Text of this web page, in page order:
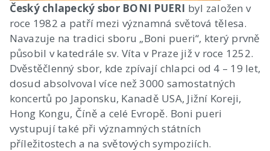
Český chlapecký sbor BONI PUERI byl založen v
roce 1982 a patří mezi významná světová tělesa.
Navazuje na tradici sboru „Boni pueri“, který prvně
působil v katedrále sv. Víta v Praze již v roce 1252.
Dvěstěčlenný sbor, kde zpívají chlapci od 4 – 19 let,
dosud absolvoval více než 3000 samostatných
koncertů po Japonsku, Kanadě USA, Jižní Koreji,
Hong Kongu, Číně a celé Evropě. Boni pueri
vystupují také při významných státních
příležitostech a na světových sympoziích.